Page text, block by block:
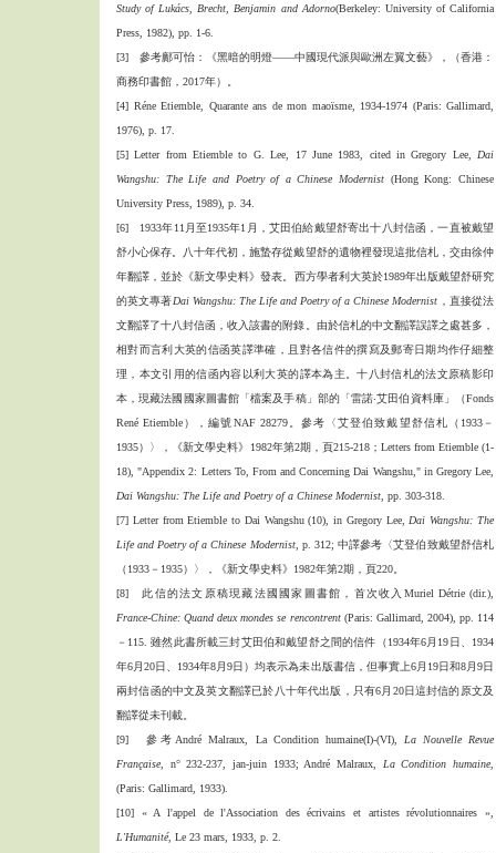
Study of Lukács, Brecht, Benjamin and Adorno(Berkeley: University of California
Press, 1982), pp. 1-6.
[3] 參考鄺可怡：《黑暗的明燈——中國現代派與歐洲左翼文藝》，（香港：
商務印書館，2017年）。
[4] Réne Etiemble, Quarante ans de mon maoïsme, 1934-1974 (Paris: Gallimard,
1976), p. 17.
[5] Letter from Etiemble to G. Lee, 17 June 1983, cited in Gregory Lee, Dai
Wangshu: The Life and Poetry of a Chinese Modernist (Hong Kong: Chinese
University Press, 1989), p. 34.
[6] 1933年11月至1935年1月，艾田伯給戴望舒寄出十八封信函，一直被戴望
舒小心保存。八十年代初，施蟄存從戴望舒的遺物裡發現這批信札，交由徐仲
年翻譯，並於《新文學史料》發表。西方學者利大英於1989年出版戴望舒研究
的英文專著Dai Wangshu: The Life and Poetry of a Chinese Modernist ，直接從法
文翻譯了十八封信函，收入該書的附錄。由於信札的中文翻譯誤譯之處甚多，
相對而言利大英的信函英譯準確，且對各信件的撰寫及郵寄日期均作仔細整
理，本文引用的信函內容以利大英的譯本為主。十八封信札的法文原稿影印
本，現藏法國國家圖書館「檔案及手稿」部的「雷諾‧艾田伯資料庫」（Fonds
René Etiemble），編號NAF 28279。參考〈艾登伯致戴望舒信札（1933－
1935）〉，《新文學史料》1982年第2期，頁215-218；Letters from Etiemble (1-
18), "Appendix 2: Letters To, From and Concerning Dai Wangshu," in Gregory Lee,
Dai Wangshu: The Life and Poetry of a Chinese Modernist , pp. 303-318.
[7] Letter from Etiemble to Dai Wangshu (10), in Gregory Lee, Dai Wangshu: The
Life and Poetry of a Chinese Modernist, p. 312; 中譯參考〈艾登伯致戴望舒信札
（1933－1935）〉，《新文學史料》1982年第2期，頁220。
[8] 此信的法文原稿現藏法國國家圖書館，首次收入Muriel Détrie (dir.),
France-Chine: Quand deux mondes se rencontrent(Paris: Gallimard, 2004), pp. 114
－115. 雖然此書所載三封艾田伯和戴望舒之間的信件（1934年6月19日、1934
年6月20日、1934年8月9日）均表示為未出版書信，但事實上6月19日和8月9日
兩封信函的中文及英文翻譯已於八十年代出版，只有6月20日這封信的原文及
翻譯從未刊載。
[9] 參考André Malraux, La Condition humaine(I)-(VI),
La Nouvelle Revue
Française , n° 232-237, jan-juin 1933; André Malraux, La Condition humaine
(Paris: Gallimard, 1933).
[10] « A l'appel de l'Association des écrivains et artistes révolutionnaires »,
L'Humanité, Le 23 mars, 1933, p. 2.